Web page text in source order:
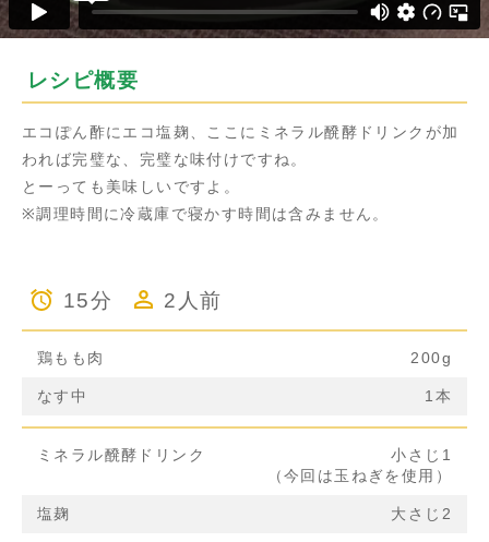
レシピ概要
エコぽん酢にエコ塩麹、ここにミネラル醗酵ドリンクが加
われば完璧な、完璧な味付けですね。
とーっても美味しいですよ。
※調理時間に冷蔵庫で寝かす時間は含みません。
15分 2人前
鶏もも肉 200g
なす中 1本
ミネラル醗酵ドリンク
小さじ1
（今回は玉ねぎを使用）
塩麹 大さじ2